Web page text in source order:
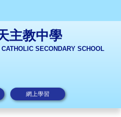
主教中學
SECONDARY SCHOOL
網上學習